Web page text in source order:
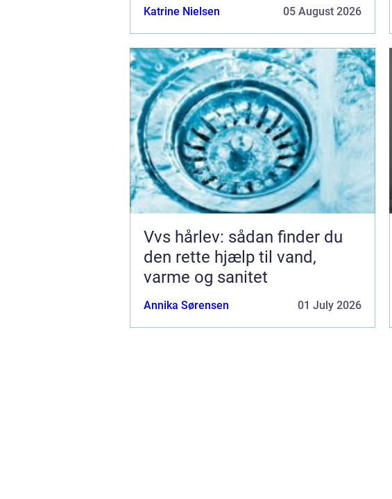
Katrine Nielsen 05 August 2026
Vvs hårlev: sådan finder du
den rette hjælp til vand,
varme og sanitet
Annika Sørensen 01 July 2026